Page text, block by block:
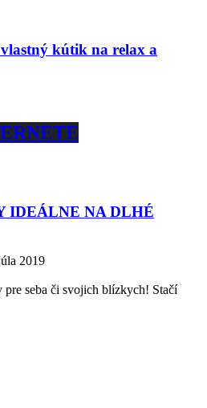
kútik na relax a
IDEÁLNE NA DLHÉ
2019
seba či svojich blízkych! Stačí